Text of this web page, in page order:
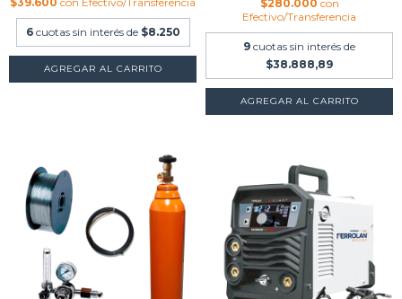
6 cuotas sin interés de $8.250
$280.000 con
Efectivo/Transferencia
9 cuotas sin interés de
$38.888,89